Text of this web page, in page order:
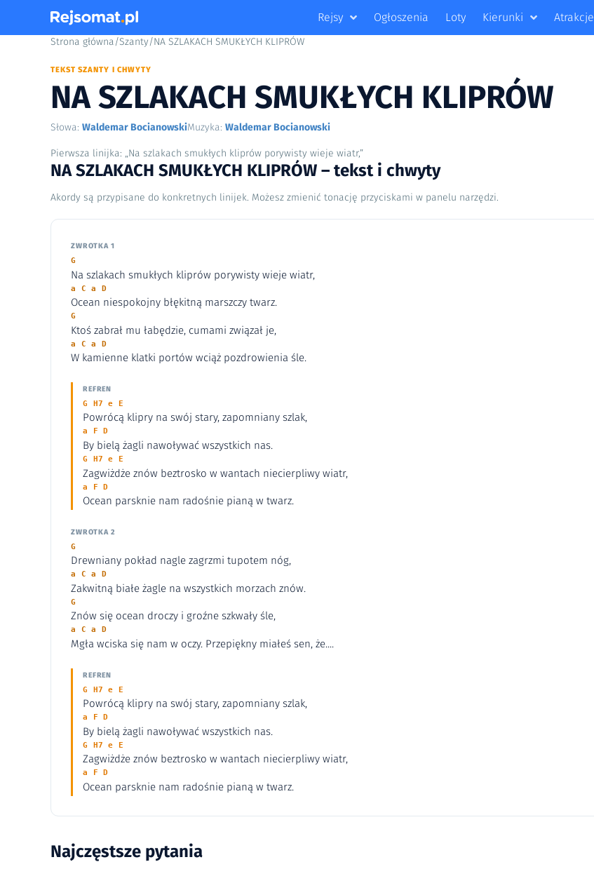
Rejsy Ogłoszenia Loty Kierunki Atrakcje
Strona główna/Szanty/NA SZLAKACH SMUKŁYCH KLIPRÓW
TEKST SZANTY I CHWYTY
NA SZLAKACH SMUKŁYCH KLIPRÓW
Słowa: Waldemar BocianowskiMuzyka: Waldemar Bocianowski
Pierwsza linijka: „Na szlakach smukłych kliprów porywisty wieje wiatr,”
NA SZLAKACH SMUKŁYCH KLIPRÓW – tekst i chwyty
Akordy są przypisane do konkretnych linijek. Możesz zmienić tonację przyciskami w panelu narzędzi.
ZWROTKA 1
G
Na szlakach smukłych kliprów porywisty wieje wiatr,
a C a D
Ocean niespokojny błękitną marszczy twarz.
G
Ktoś zabrał mu łabędzie, cumami związał je,
a C a D
W kamienne klatki portów wciąż pozdrowienia śle.
REFREN
G H7 e E
Powrócą klipry na swój stary, zapomniany szlak,
a F D
By bielą żagli nawoływać wszystkich nas.
G H7 e E
Zagwiżdże znów beztrosko w wantach niecierpliwy wiatr,
a F D
Ocean parsknie nam radośnie pianą w twarz.
ZWROTKA 2
G
Drewniany pokład nagle zagrzmi tupotem nóg,
a C a D
Zakwitną białe żagle na wszystkich morzach znów.
G
Znów się ocean droczy i groźne szkwały śle,
a C a D
Mgła wciska się nam w oczy. Przepiękny miałeś sen, że....
REFREN
G H7 e E
Powrócą klipry na swój stary, zapomniany szlak,
a F D
By bielą żagli nawoływać wszystkich nas.
G H7 e E
Zagwiżdże znów beztrosko w wantach niecierpliwy wiatr,
a F D
Ocean parsknie nam radośnie pianą w twarz.
Najczęstsze pytania